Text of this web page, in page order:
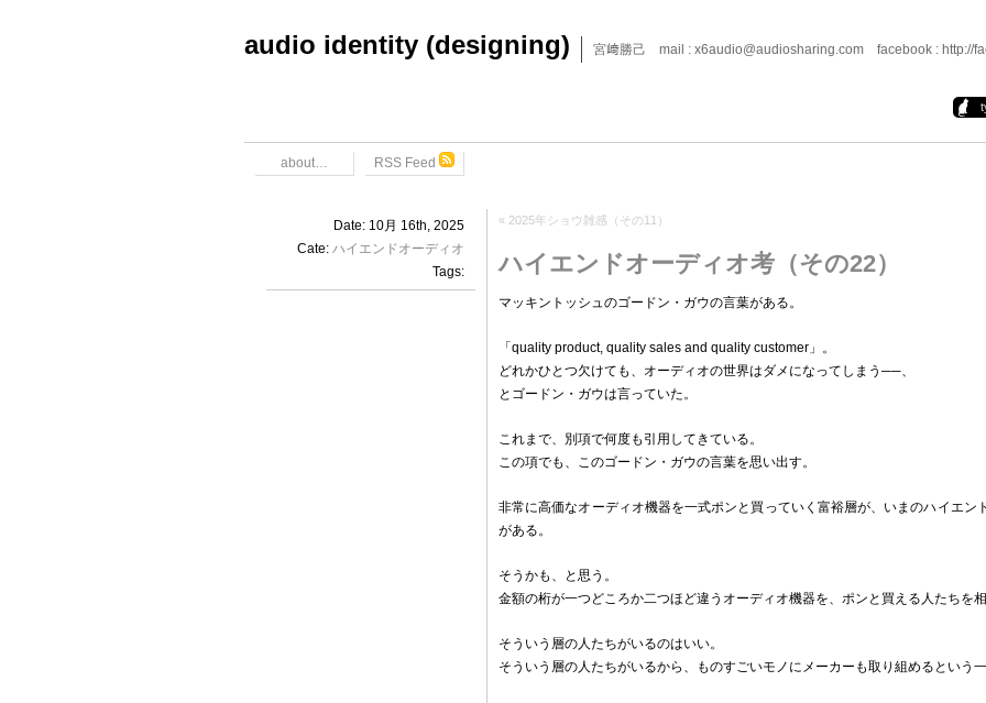
audio identity (designing) 宮﨑勝己 mail : x6audio@audiosharing.com facebook : http://
about… RSS Feed
Date: 10月 16th, 2025
Cate: ハイエンドオーディオ
Tags:
« 2025年ショウ雑感（その11）
ハイエンドオーディオ考（その22）
マッキントッシュのゴードン・ガウの言葉がある。
「quality product, quality sales and quality customer」。
どれかひとつ欠けても、オーディオの世界はダメになってしまう──、
とゴードン・ガウは言っていた。
これまで、別項で何度も引用してきている。
この項でも、このゴードン・ガウの言葉を思い出す。
非常に高価なオーディオ機器を一式ポンと買っていく富裕層が、いまのハイエン
がある。
そうかも、と思う。
金額の桁が一つどころか二つほど違うオーディオ機器を、ポンと買える人たちを
そういう層の人たちがいるのはいい。
そういう層の人たちがいるから、ものすごいモノにメーカーも取り組めるという一